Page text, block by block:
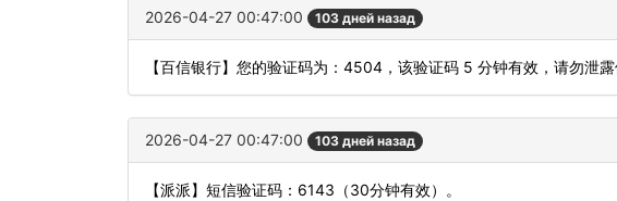
2026-04-27 00:47:00 103 дней назад
【百信银行】您的验证码为：4504，该验证码 5 分钟有效，请勿泄露
2026-04-27 00:47:00 103 дней назад
【派派】短信验证码：6143（30分钟有效）。